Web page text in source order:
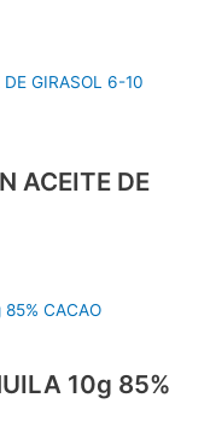
ACEITE DE
10g 85%